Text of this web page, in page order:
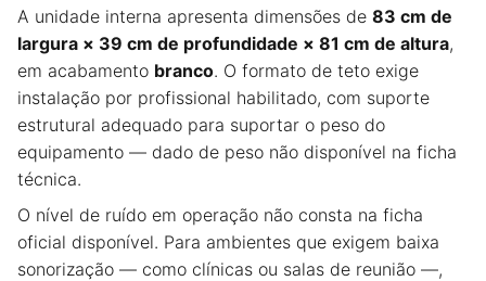
A unidade interna apresenta dimensões de 83 cm de
largura × 39 cm de profundidade × 81 cm de altura,
em acabamento branco. O formato de teto exige
instalação por profissional habilitado, com suporte
estrutural adequado para suportar o peso do
equipamento — dado de peso não disponível na ficha
técnica.
O nível de ruído em operação não consta na ficha
oficial disponível. Para ambientes que exigem baixa
sonorização — como clínicas ou salas de reunião —,